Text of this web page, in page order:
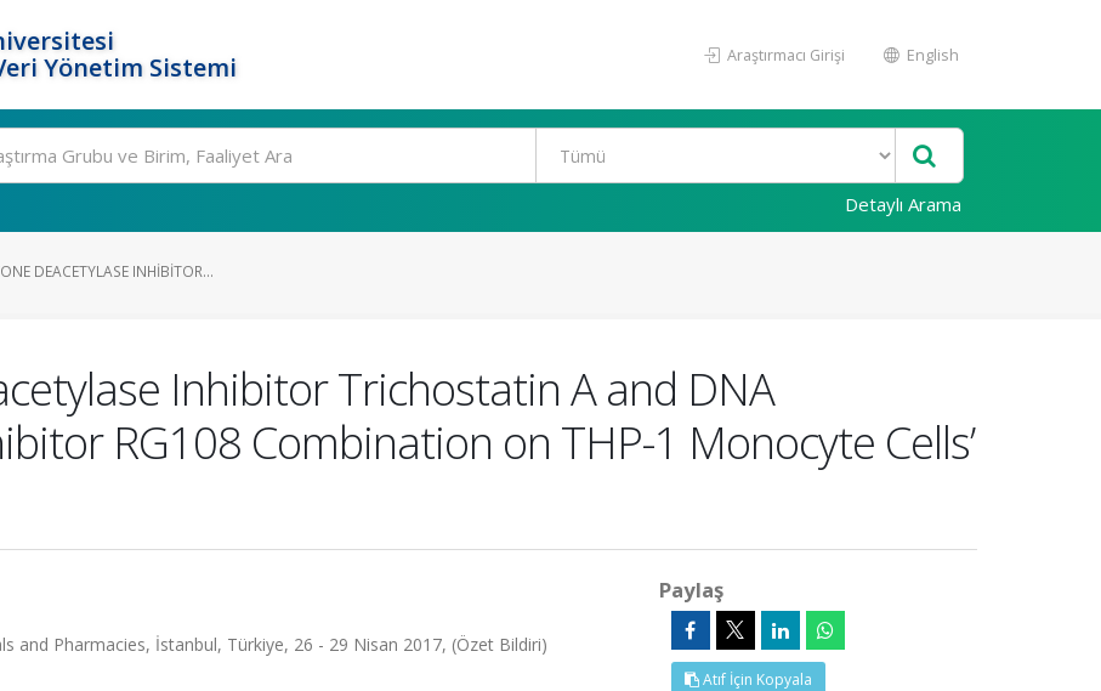
Yönetim Sistemi
Araştırmacı Girişi English
Detaylı Arama
DEACETYLASE INHIBITOR...
Inhibitor Trichostatin A and DNA
RG108 Combination on THP-1 Monocyte Cells’
and Pharmacies, İstanbul, Türkiye, 26 - 29 Nisan 2017, (Özet Bildiri)
Paylaş
Atıf İçin Kopyala